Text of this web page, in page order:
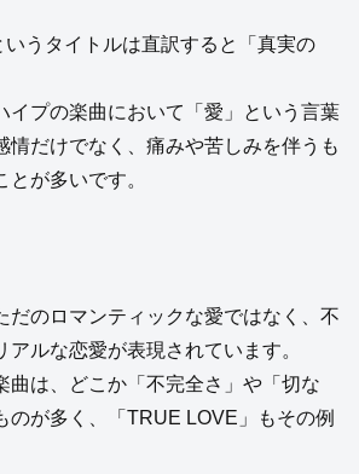
いうタイトルは直訳すると「真実の
イプの楽曲において「愛」という言葉
情だけでなく、痛みや苦しみを伴うも
が多いです。
だのロマンティックな愛ではなく、不
ルな恋愛が表現されています。
曲は、どこか「不完全さ」や「切な
のが多く、「TRUE LOVE」もその例